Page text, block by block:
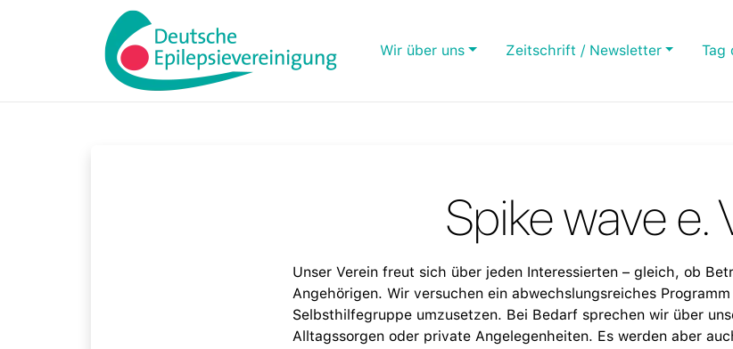
Wir über uns Zeitschrift / Newsletter Tag
Spike wave e.
Unser Verein freut sich über jeden Interessierten – gleich, ob
Angehörigen. Wir versuchen ein abwechslungsreiches
Selbsthilfegruppe umzusetzen. Bei Bedarf sprechen wir über
Alltagssorgen oder private Angelegenheiten. Es werden aber